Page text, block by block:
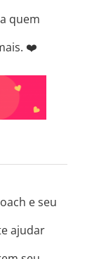
quem
❤️
e seu
ajudar